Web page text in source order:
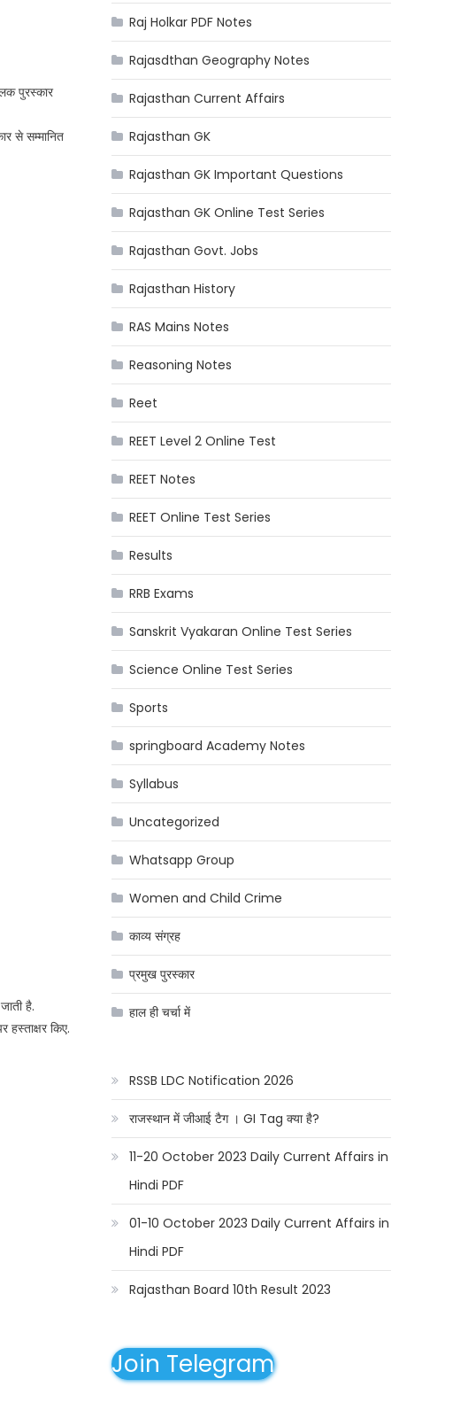
पुरस्कार
से सम्मानित
है.
हस्ताक्षर किए.
Raj Holkar PDF Notes
Rajasdthan Geography Notes
Rajasthan Current Affairs
Rajasthan GK
Rajasthan GK Important Questions
Rajasthan GK Online Test Series
Rajasthan Govt. Jobs
Rajasthan History
RAS Mains Notes
Reasoning Notes
Reet
REET Level 2 Online Test
REET Notes
REET Online Test Series
Results
RRB Exams
Sanskrit Vyakaran Online Test Series
Science Online Test Series
Sports
springboard Academy Notes
Syllabus
Uncategorized
Whatsapp Group
Women and Child Crime
काव्य संग्रह
प्रमुख पुरस्कार
हाल ही चर्चा में
RSSB LDC Notification 2026
राजस्थान में जीआई टैग । GI Tag क्या है?
11-20 October 2023 Daily Current Affairs in
Hindi PDF
01-10 October 2023 Daily Current Affairs in
Hindi PDF
Rajasthan Board 10th Result 2023
Join Telegram